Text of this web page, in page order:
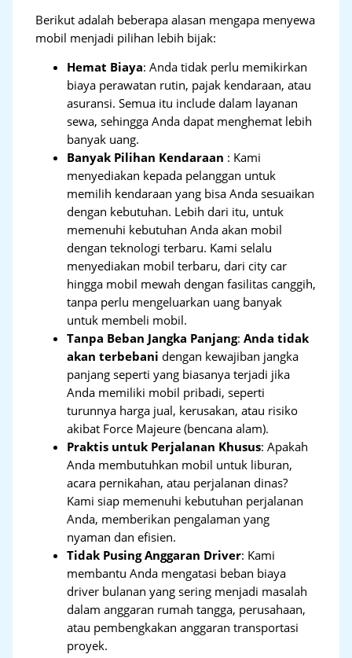
Berikut adalah beberapa alasan mengapa menyewa
mobil menjadi pilihan lebih bijak:
Hemat Biaya: Anda tidak perlu memikirkan
biaya perawatan rutin, pajak kendaraan, atau
asuransi. Semua itu include dalam layanan
sewa, sehingga Anda dapat menghemat lebih
banyak uang.
Banyak Pilihan Kendaraan : Kami
menyediakan kepada pelanggan untuk
memilih kendaraan yang bisa Anda sesuaikan
dengan kebutuhan. Lebih dari itu, untuk
memenuhi kebutuhan Anda akan mobil
dengan teknologi terbaru. Kami selalu
menyediakan mobil terbaru, dari city car
hingga mobil mewah dengan fasilitas canggih,
tanpa perlu mengeluarkan uang banyak
untuk membeli mobil.
Tanpa Beban Jangka Panjang:Anda tidak
akan terbebani dengan kewajiban jangka
panjang seperti yang biasanya terjadi jika
Anda memiliki mobil pribadi, seperti
turunnya harga jual, kerusakan, atau risiko
akibat Force Majeure (bencana alam).
Praktis untuk Perjalanan Khusus: Apakah
Anda membutuhkan mobil untuk liburan,
acara pernikahan, atau perjalanan dinas?
Kami siap memenuhi kebutuhan perjalanan
Anda, memberikan pengalaman yang
nyaman dan efisien.
Tidak Pusing Anggaran Driver: Kami
membantu Anda mengatasi beban biaya
driver bulanan yang sering menjadi masalah
dalam anggaran rumah tangga, perusahaan,
atau pembengkakan anggaran transportasi
proyek.